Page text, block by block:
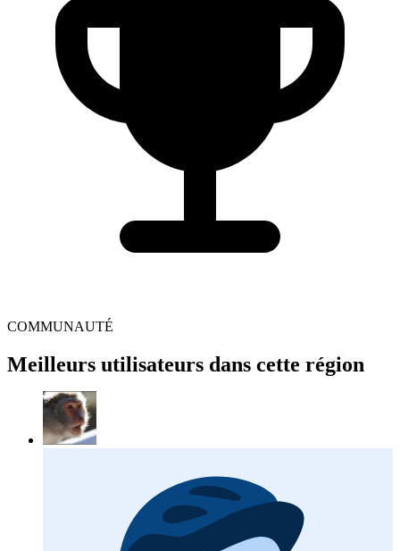
COMMUNAUTÉ
Meilleurs utilisateurs dans cette région